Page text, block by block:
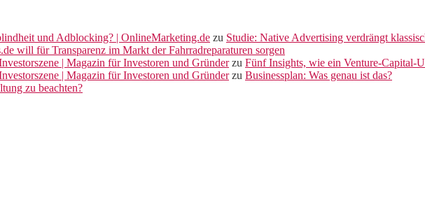
und Adblocking? | OnlineMarketing.de zu Studie: Native Advertising verdrängt
will für Transparenz im Markt der Fahrradreparaturen sorgen
| Magazin für Investoren und Gründerzu Fünf Insights, wie ein Venture-Capital-
| Magazin für Investoren und Gründerzu Businessplan: Was genau ist das?
zu beachten?